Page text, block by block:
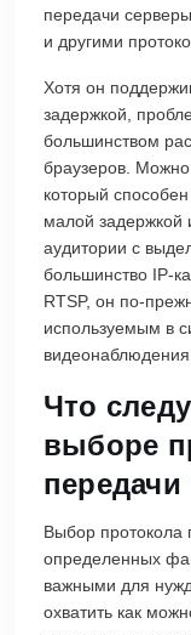
передачи
и другими
Хотя он
задержкой,
большинством
браузеров. Можно
который
малой задержкой
аудитории с
большинство IP-
RTSP, он по-
используемым в
Что
выборе
Выбор протокола
определенных
важными для
охватить как